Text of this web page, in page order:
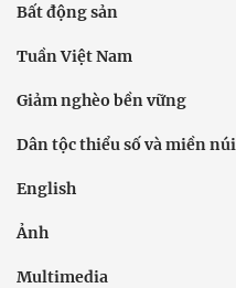
Bất động sản
Tuần Việt Nam
Giảm nghèo bền vững
Dân tộc thiểu số và miền núi
English
Ảnh
Multimedia